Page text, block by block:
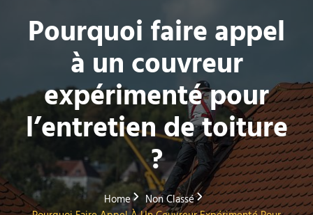
Pourquoi faire appel
à un couvreur
expérimenté pour
l’entretien de toiture
?
Home
Non Classé